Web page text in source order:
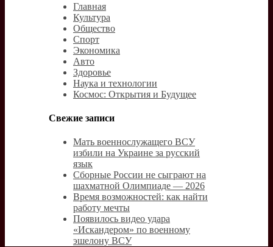
Главная
Культура
Общество
Спорт
Экономика
Авто
Здоровье
Наука и технологии
Космос: Открытия и Будущее
Свежие записи
Мать военнослужащего ВСУ
избили на Украине за русский
язык
Сборные России не сыграют на
шахматной Олимпиаде — 2026
Время возможностей: как найти
работу мечты
Появилось видео удара
«Искандером» по военному
эшелону ВСУ